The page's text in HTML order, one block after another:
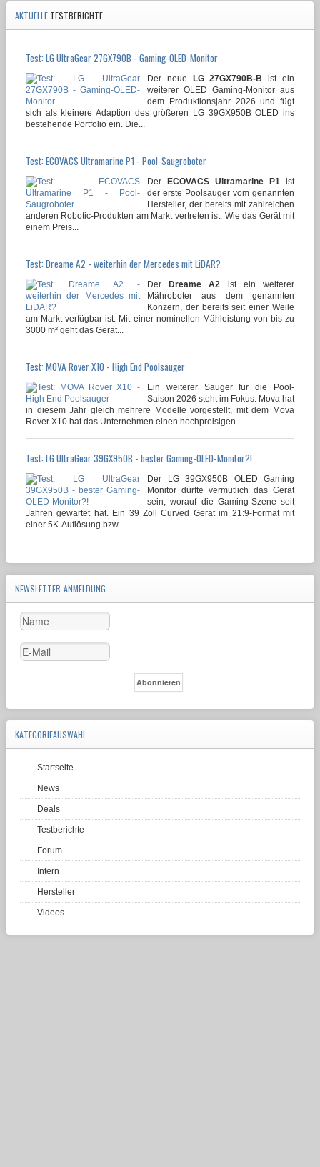
AKTUELLE TESTBERICHTE
Test: LG UltraGear 27GX790B - Gaming-OLED-Monitor
Der neue LG 27GX790B-B
ist ein
weiterer OLED Gaming-Monitor aus
dem Produktionsjahr 2026 und fügt
sich als kleinere Adaption des größeren LG 39GX950B OLED ins
bestehende Portfolio ein. Die...
Test: ECOVACS Ultramarine P1 - Pool-Saugroboter
Der ECOVACS Ultramarine P1 ist
der erste Poolsauger vom genannten
Hersteller, der bereits mit zahlreichen
anderen Robotic-Produkten am Markt vertreten ist. Wie das Gerät mit
einem Preis...
Test: Dreame A2 - weiterhin der Mercedes mit LiDAR?
Der Dreame A2 ist ein weiterer
Mähroboter aus dem genannten
Konzern, der bereits seit einer Weile
am Markt verfügbar ist. Mit einer nominellen Mähleistung von bis zu
3000 m² geht das Gerät...
Test: MOVA Rover X10 - High End Poolsauger
Ein weiterer Sauger für die Pool-
Saison 2026 steht im Fokus. Mova hat
in diesem Jahr gleich mehrere Modelle vorgestellt, mit dem Mova
Rover X10 hat das Unternehmen einen hochpreisigen...
Test: LG UltraGear 39GX950B - bester Gaming-OLED-Monitor?!
Der LG 39GX950B OLED Gaming
Monitor dürfte vermutlich das Gerät
sein, worauf die Gaming-Szene seit
Jahren gewartet hat. Ein 39 Zoll Curved Gerät im 21:9-Format mit
einer 5K-Auflösung bzw....
NEWSLETTER-ANMELDUNG
KATEGORIEAUSWAHL
Startseite
News
Deals
Testberichte
Forum
Intern
Hersteller
Videos